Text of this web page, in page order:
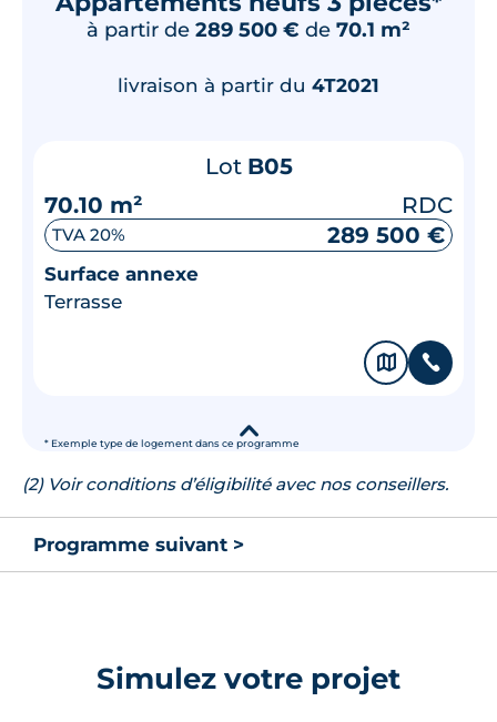
à partir de 289 500 € de 70.1 m²
* Exemple type de logement dans ce programme
livraison à partir du 4T2021
Lot B05
70.10 m²
RDC
TVA 20% 289 500 €
Surface annexe
Terrasse
🗞 📞
▾
(2) Voir conditions d’éligibilité avec nos conseillers.
Programme suivant >
Simulez votre projet